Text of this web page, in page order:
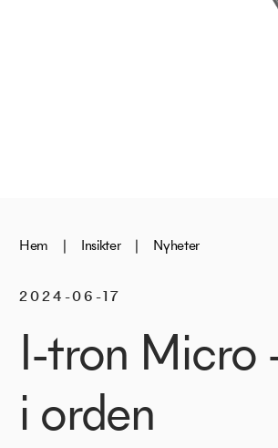
Hem | Insikter | Nyheter
2024-06-17
I-tron Micro
i orden